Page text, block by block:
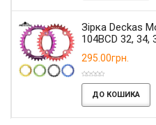
Зірка Deckas
104BCD 32, 34,
295.00грн.
ДО КОШИКА